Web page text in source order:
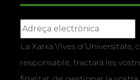
La Xarxa Vives d’Universitats,
responsable, tractarà les